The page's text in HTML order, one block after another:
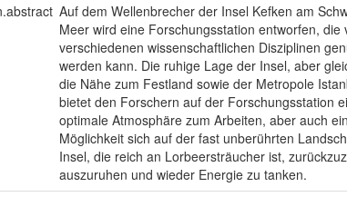
Auf dem Wellenbrecher der Insel Kefken am
Meer wird eine Forschungsstation entworfen, die
verschiedenen wissenschaftlichen Disziplinen
werden kann. Die ruhige Lage der Insel, aber
die Nähe zum Festland sowie der Metropole
bietet den Forschern auf der Forschungsstation
optimale Atmosphäre zum Arbeiten, aber auch
Möglichkeit sich auf der fast unberührten
Insel, die reich an Lorbeersträucher ist,
auszuruhen und wieder Energie zu tanken.